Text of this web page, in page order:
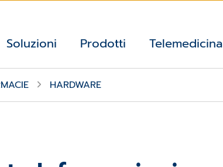
Soluzioni Prodotti Telemedicina
HARDWARE